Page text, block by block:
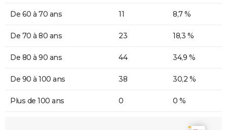
De 60 à 70 ans 11 8,7 %
De 70 à 80 ans 23 18,3 %
De 80 à 90 ans 44 34,9 %
De 90 à 100 ans 38 30,2 %
Plus de 100 ans 0 0 %